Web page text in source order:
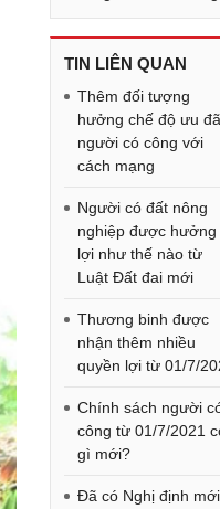
TIN LIÊN QUAN
Thêm đối tượng
hưởng chế độ ưu
người có công với
cách mạng
Người có đất nông
nghiệp được hưởng
lợi như thế nào từ
Luật Đất đai mới
Thương binh được
nhận thêm nhiều
quyền lợi từ 01/7/
Chính sách người
công từ 01/7/2021
gì mới?
Đã có Nghị định mới